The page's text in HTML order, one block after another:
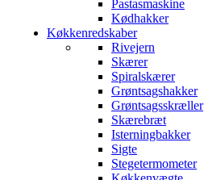
Pastasmaskine
Kødhakker
Køkkenredskaber
Rivejern
Skærer
Spiralskærer
Grøntsagshakker
Grøntsagsskræller
Skærebræt
Isterningbakker
Sigte
Stegetermometer